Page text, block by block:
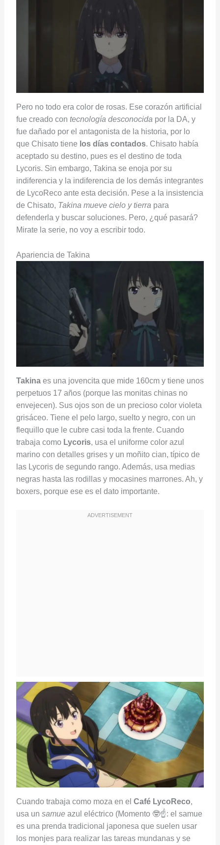
Pero no todo era color de rosas. Ese corazón artificial
fue creado con tecnología desconocida por la DA, y
fue dañado por el antagonista de la historia, por lo
que Chisato tiene los días contados. Chisato había
aceptado su destino, pues es el destino de toda
Lycoris. Sin embargo, Takina se enoja por su
indiferencia y la indiferencia de los demás integrantes
de LycoReco ante esta decisión. Pese a la insistencia
de Chisato, Takina mueve cielo y tierra para
defenderla y buscar soluciones. Pero, ¿qué pasará?
Mirate la serie, no voy a escribir todo.
Apariencia de Takina
Takinaes una jovencita que mide 160cm y tiene unos
perpetuos 17 años (porque las monitas chinas no
envejecen). Sus ojos son de un precioso color violeta
grisáceo. Tiene el pelo largo, suelto y negro, con un
flequillo que le cubre casi toda la frente. Cuando
trabaja como Lycoris, usa el uniforme color azul
marino con detalles grises y un moñito cian, típico de
las Lycoris de segundo rango. Además, usa medias
negras hasta las rodillas y mocasines marrones. Ah, y
boxers, porque ese es el dato importante.
Cuando trabaja como moza en el Café LycoReco,
usa un samueazul eléctrico (Momento 🤓☝️: el samue
es una prenda tradicional japonesa que suelen usar
los monjes para realizar las tareas mundanas y se